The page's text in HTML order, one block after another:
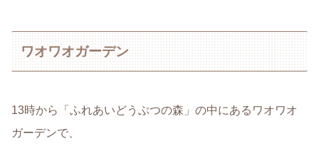
ワオワオガーデン
13時から「ふれあいどうぶつの森」の中にあるワオワオ
ガーデンで、